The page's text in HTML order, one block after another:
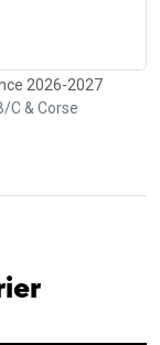
2026-2027
C & Corse